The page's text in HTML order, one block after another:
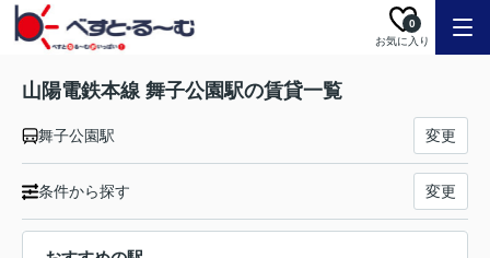
お気に入り
0
山陽電鉄本線 舞子公園駅の賃貸一覧
舞子公園駅 変更
条件から探す 変更